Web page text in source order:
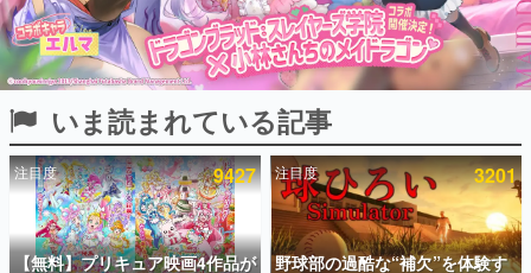
ピックアップ
電ファミのいま読まれている記事ランキング
アプリセール情報
いま読まれている記事
注目度 9427
【無料】プリキュア映画4作品が
注目度 3201
野球部の過酷な“補欠”を体験す